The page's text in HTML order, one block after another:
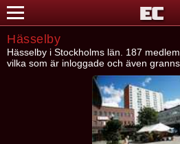
Hässelby
Hässelby i Stockholms län. 187
vilka som är inloggade och även